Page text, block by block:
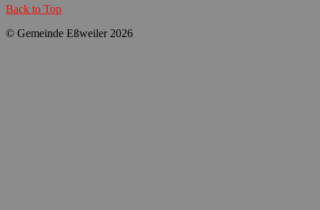
Back to Top
© Gemeinde Eßweiler 2026